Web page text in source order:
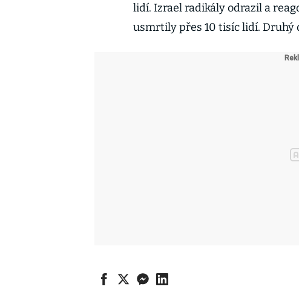
lidí. Izrael radikály odrazil a
usmrtily přes 10 tisíc lidí. Druhý